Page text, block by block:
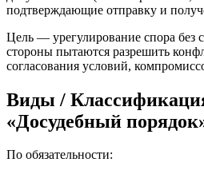
подтверждающие отправку и
Цель — урегулирование спора без
стороны пытаются разрешить
согласования условий,
Виды /
«Досудебный
По обязательности: